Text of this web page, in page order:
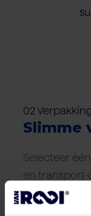
02
Slimme
Selecteer
en transport-
aansluiten bij